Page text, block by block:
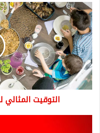
التوقيت
المثالي
لتناول
العشاء
قبل
النوم
التوقيت المثالي